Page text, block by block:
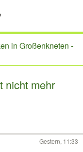
in Großenkneten -
nicht mehr
Gestern, 11:33